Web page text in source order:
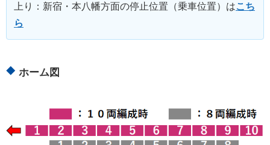
上り：新宿・本八幡方面の停止位置（乗車位置）はこち
ら
ホーム図